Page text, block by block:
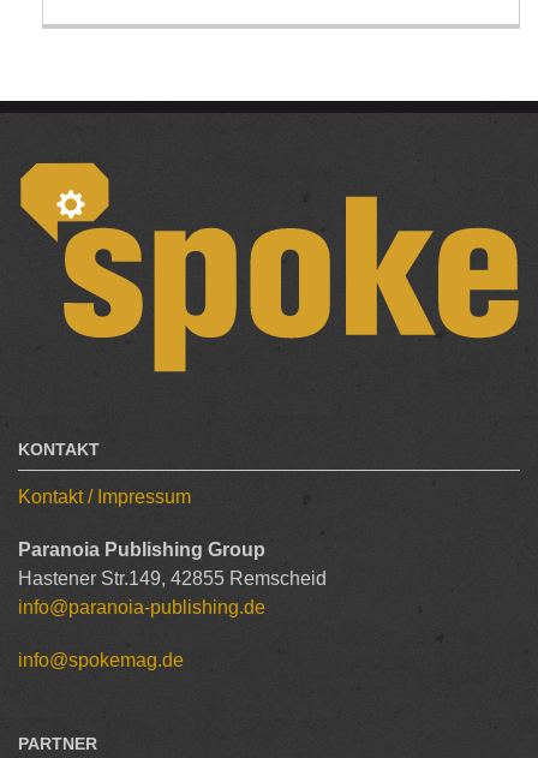
KONTAKT
Kontakt / Impressum
Paranoia Publishing Group
Hastener Str.149, 42855 Remscheid
info@paranoia-publishing.de
info@spokemag.de
PARTNER